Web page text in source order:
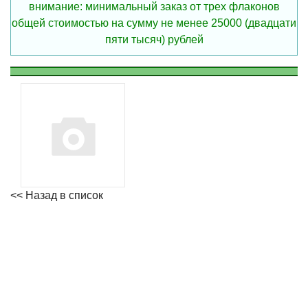
внимание: минимальный заказ от трех флаконов
общей стоимостью на сумму не менее 25000 (двадцати
пяти тысяч) рублей
<< Назад в список